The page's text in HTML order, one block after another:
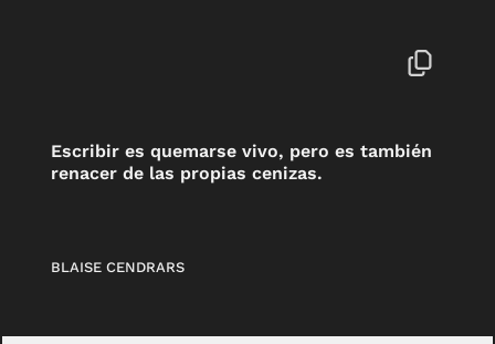
Escribir es quemarse vivo, pero es también
renacer de las propias cenizas.
BLAISE CENDRARS